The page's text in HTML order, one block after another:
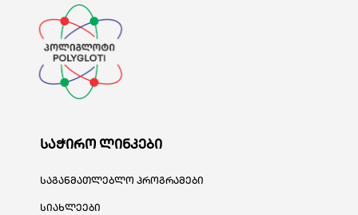
საჭირო ლინკები
საგანმათლებლო პროგრამები
სიახლეები